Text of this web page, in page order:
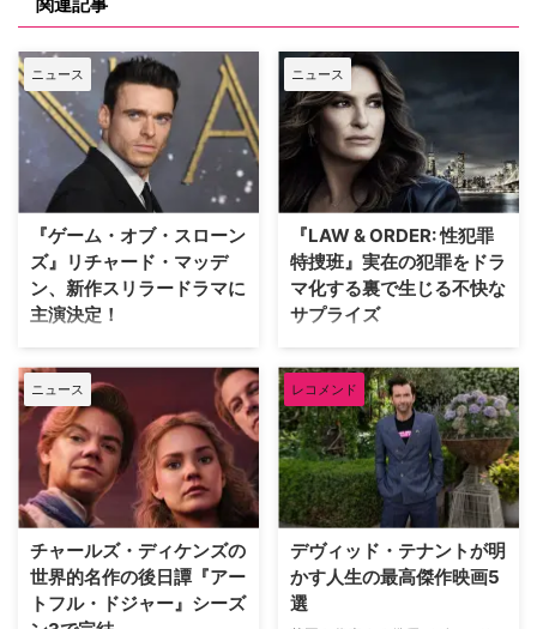
ニュース
『ゲーム・オブ・スローン
ズ』リチャード・マッデ
ン、新作スリラードラマに
主演決定！
大ヒットドラマ『ゲーム・オブ・
スローンズ』のロブ・スターク役
でブレイクしたリチャード・マッ
デンが、新作スリラードラマ
『Trauma（原題）』に主演する
ことが分かった。米Varietyが伝
えている。 『ダイ・ハード』
×『ER』！？医療アクションドラ
ロンドンの病院を占拠し、手術中
の首相を人質に取るところからス
タート。元英国海兵隊の衛生兵
ニュース
『LAW & ORDER: 性犯罪
特捜班』実在の犯罪をドラ
マ化する裏で生じる不快な
サプライズ
ロングランヒットを誇る犯罪捜査
ドラマ『LAW & ORDER』シリー
ズ。本作の最大の魅力の一つは、
実際に起きた事件に着想を得たリ
アリティあふれるストーリー展開
にある。しかし、その裏側では、
自身の悲劇がドラマ化されること
を放送直前まで知らされない実在
サプライズ」に晒され続けている
というのだ。 実話事件を無断で
ドラマ化？ 1990年にNBCの旗艦
ニュース
チャールズ・ディケンズの
世界的名作の後日譚『アー
トフル・ドジャー』シーズ
レコメンド
デヴィッド・テナントが明
かす人生の最高傑作映画5
選